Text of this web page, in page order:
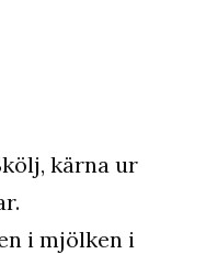
kärna ur
i mjölken i